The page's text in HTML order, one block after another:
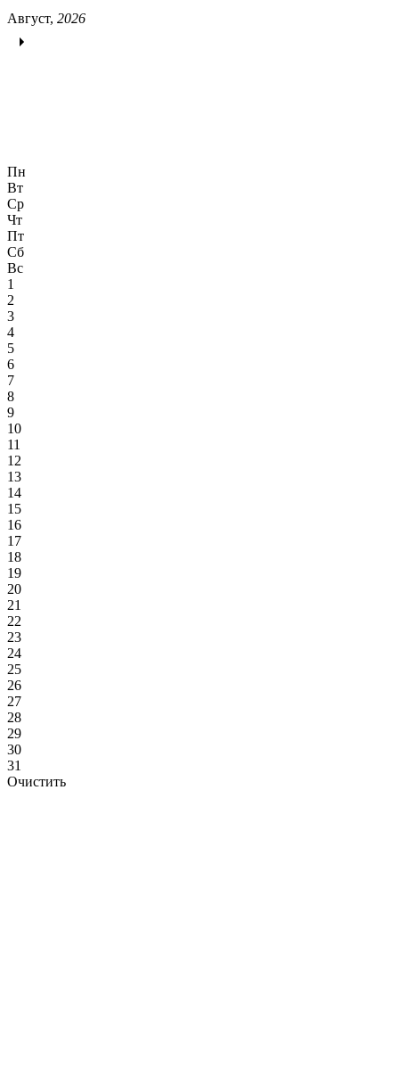
Август, 2026
Пн
Вт
Ср
Чт
Пт
Сб
Вс
1
2
3
4
5
6
7
8
9
10
11
12
13
14
15
16
17
18
19
20
21
22
23
24
25
26
27
28
29
30
31
Очистить